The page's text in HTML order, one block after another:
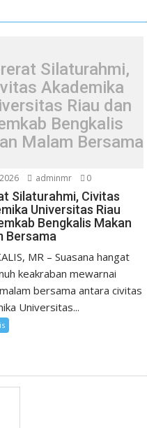
Silaturahmi,
Akademika
Riau dan
Bengkalis
Malam Bersama
adminmr 0
Silaturahmi, Civitas
Universitas Riau
Bengkalis Makan
Bersama
MR – Suasana hangat
keakraban mewarnai
bersama antara civitas
Universitas...